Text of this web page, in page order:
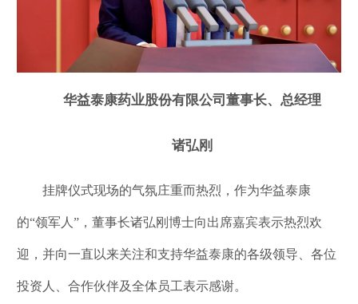
华益泰康药业股份有限公司董事长、总经理
诸弘刚
挂牌仪式现场的气氛庄重而热烈，作为华益泰康
的“领军人”，董事长诸弘刚博士向出席嘉宾表示热烈欢
迎，并向一直以来关注和支持华益泰康的各级领导、各位
投资人、合作伙伴及全体员工表示感谢。